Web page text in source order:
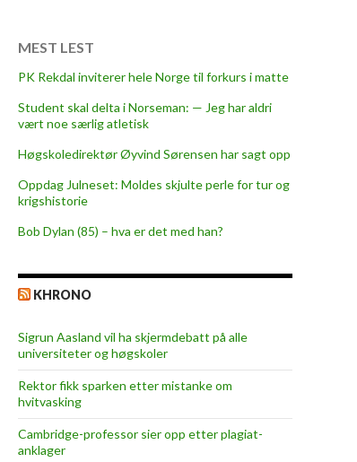
MEST LEST
PK Rekdal inviterer hele Norge til forkurs i matte
Student skal delta i Norseman: — Jeg har aldri
vært noe særlig atletisk
Høgskoledirektør Øyvind Sørensen har sagt opp
Oppdag Julneset: Moldes skjulte perle for tur og
krigshistorie
Bob Dylan (85) – hva er det med han?
KHRONO
Sigrun Aasland vil ha skjerm­debatt på alle
universiteter og høgskoler
Rektor fikk sparken etter mistanke om
hvitvasking
Cambridge-professor sier opp etter plagiat-
anklager